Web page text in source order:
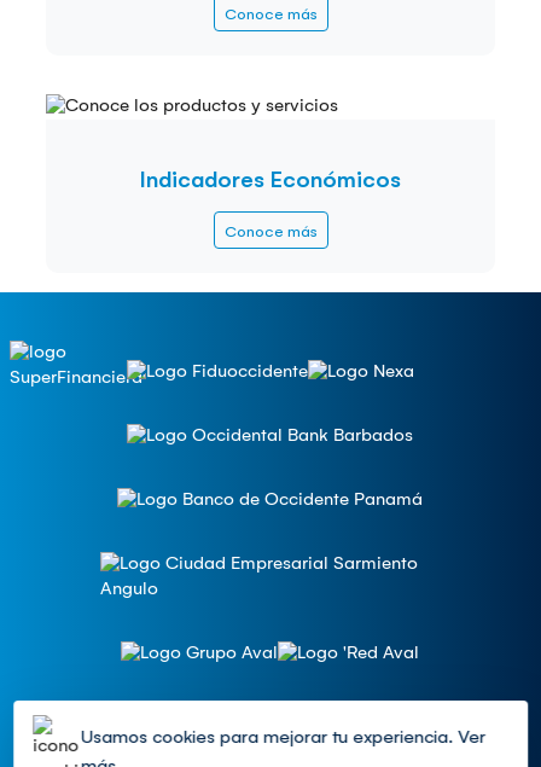
Conoce más
Indicadores Económicos
Conoce más
Usamos cookies para mejorar tu experiencia.Ver